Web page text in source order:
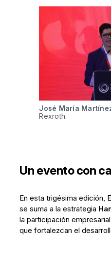
José María
Rexroth.
Un evento con
En esta trigésima edición,
se suma a la estrategia
la participación
que fortalezcan el